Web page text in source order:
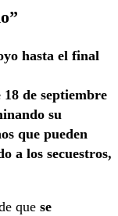
hasta el final
18 de septiembre
su
que pueden
a los secuestros,
que se